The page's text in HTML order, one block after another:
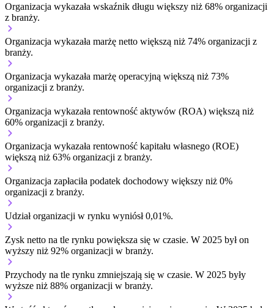
Organizacja wykazała wskaźnik długu większy niż 68% organizacji
z branży.
Organizacja wykazała marżę netto większą niż 74% organizacji z
branży.
Organizacja wykazała marżę operacyjną większą niż 73%
organizacji z branży.
Organizacja wykazała rentowność aktywów (ROA) większą niż
60% organizacji z branży.
Organizacja wykazała rentowność kapitału własnego (ROE)
większą niż 63% organizacji z branży.
Organizacja zapłaciła podatek dochodowy większy niż 0%
organizacji z branży.
Udział organizacji w rynku wyniósł 0,01%.
Zysk netto na tle rynku powiększa się w czasie. W 2025 był on
wyższy niż 92% organizacji w branży.
Przychody na tle rynku zmniejszają się w czasie. W 2025 były
wyższe niż 88% organizacji w branży.